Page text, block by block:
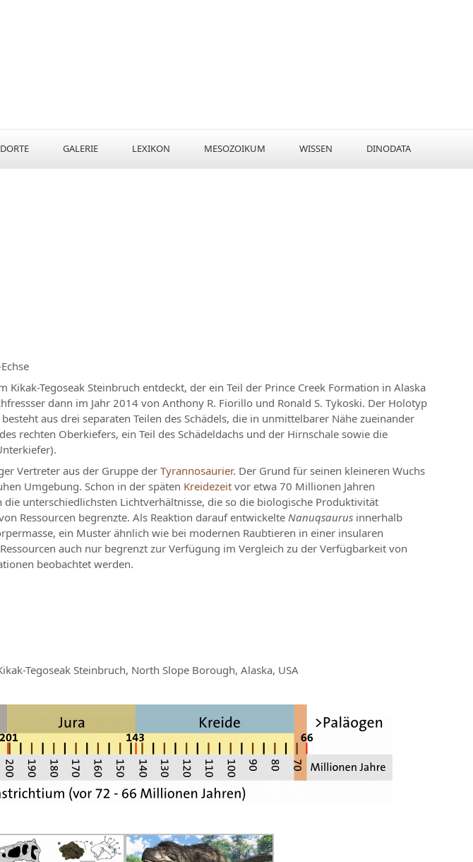
GALERIE LEXIKON MESOZOIKUM WISSEN DINODATA
Kikak-Tegoseak Steinbruch entdeckt, der ein Teil der Prince Creek Formation in Alaska
dann im Jahr 2014 von Anthony R. Fiorillo und Ronald S. Tykoski. Der Holotyp
aus drei separaten Teilen des Schädels, die in unmittelbarer Nähe zueinander
rechten Oberkiefers, ein Teil des Schädeldachs und der Hirnschale sowie die
Vertreter aus der Gruppe der Tyrannosaurier. Der Grund für seinen kleineren Wuchs
Umgebung. Schon in der späten Kreidezeit vor etwa 70 Millionen Jahren
unterschiedlichsten Lichtverhältnisse, die so die biologische Produktivität
Ressourcen begrenzte. Als Reaktion darauf entwickelte Nanuqsaurus innerhalb
ein Muster ähnlich wie bei modernen Raubtieren in einer insularen
auch nur begrenzt zur Verfügung im Vergleich zu der Verfügbarkeit von
beobachtet werden.
Tegoseak Steinbruch, North Slope Borough, Alaska, USA